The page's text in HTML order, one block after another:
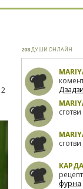
208ДУШИ ОНЛАЙН
сготви
сготви
фурна